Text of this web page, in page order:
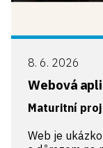
8. 6. 2026
Webová
Maturitní
Web je